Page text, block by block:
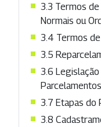
3.3 Termos de
Normais ou
3.4 Termos
3.5
3.6
3.7 Etapas do
3.8